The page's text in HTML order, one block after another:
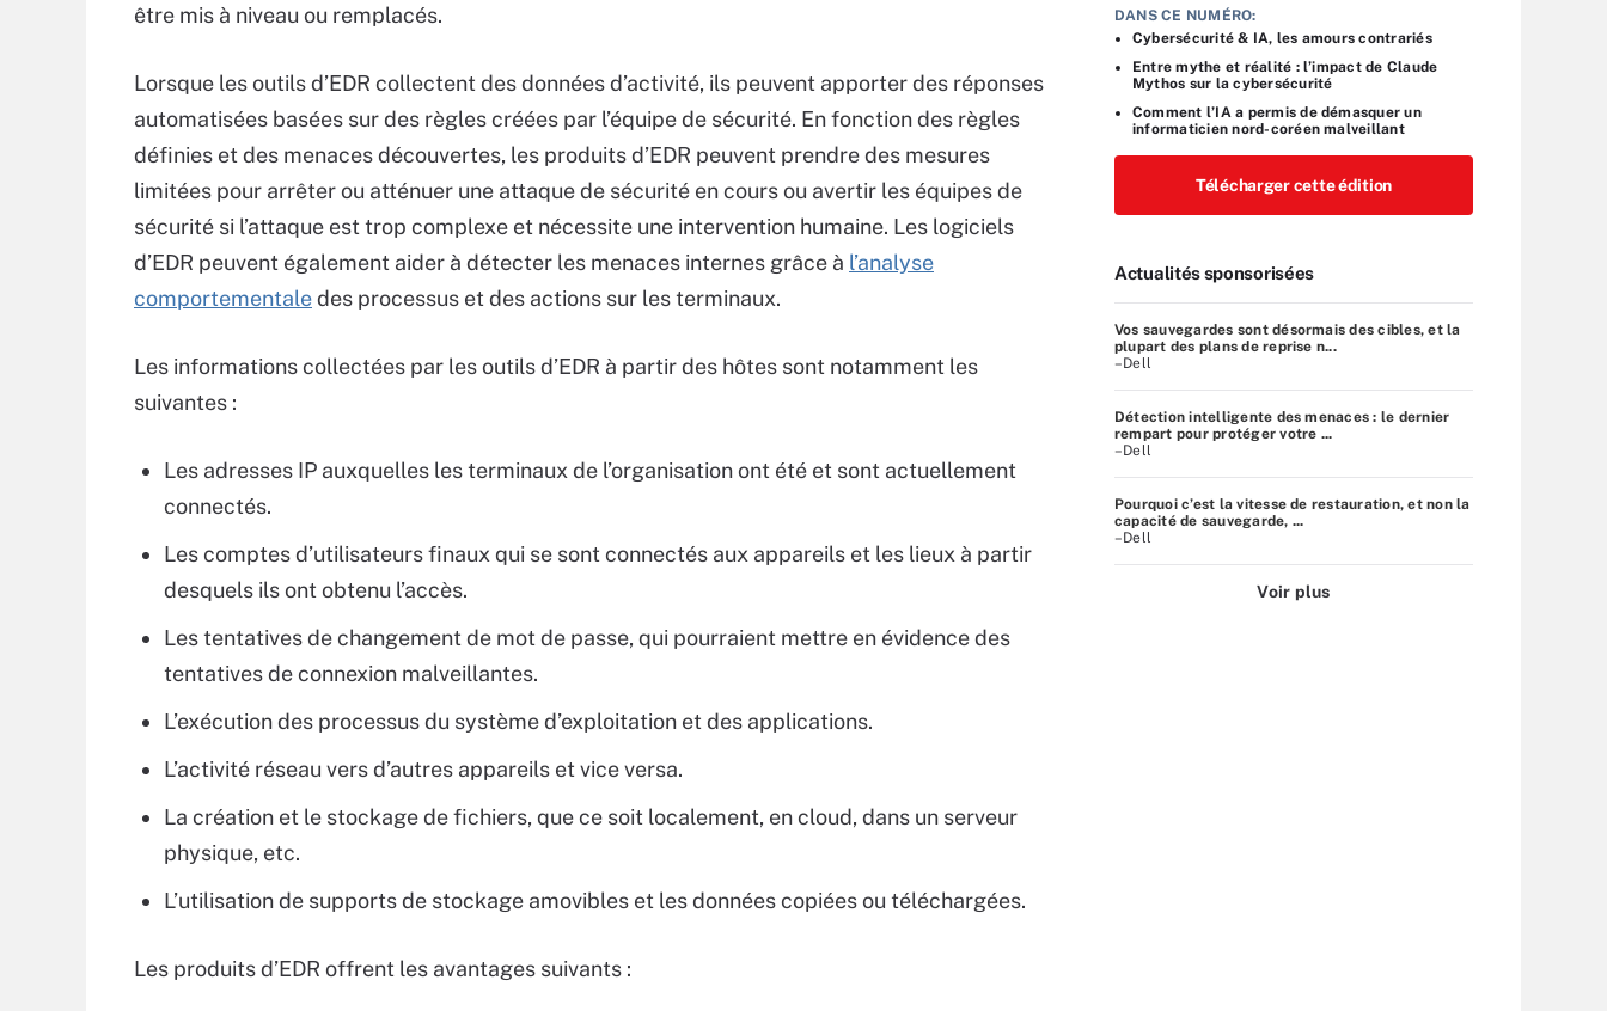
être mis à niveau ou remplacés.
Lorsque les outils d’EDR collectent des données d’activité, ils peuvent apporter des réponses
automatisées basées sur des règles créées par l’équipe de sécurité. En fonction des règles
définies et des menaces découvertes, les produits d’EDR peuvent prendre des mesures
limitées pour arrêter ou atténuer une attaque de sécurité en cours ou avertir les équipes de
sécurité si l’attaque est trop complexe et nécessite une intervention humaine. Les logiciels
d’EDR peuvent également aider à détecter les menaces internes grâce à l’analyse
comportementaledes processus et des actions sur les terminaux.
Les informations collectées par les outils d’EDR à partir des hôtes sont notamment les
suivantes :
Les adresses IP auxquelles les terminaux de l’organisation ont été et sont actuellement
connectés.
Les comptes d’utilisateurs finaux qui se sont connectés aux appareils et les lieux à partir
desquels ils ont obtenu l’accès.
Les tentatives de changement de mot de passe, qui pourraient mettre en évidence des
tentatives de connexion malveillantes.
L’exécution des processus du système d’exploitation et des applications.
L’activité réseau vers d’autres appareils et vice versa.
La création et le stockage de fichiers, que ce soit localement, en cloud, dans un serveur
physique, etc.
L’utilisation de supports de stockage amovibles et les données copiées ou téléchargées.
Les produits d’EDR offrent les avantages suivants :
DANS CE NUMÉRO:
Cybersécurité & IA, les amours contrariés
Entre mythe et réalité : l’impact de Claude
Mythos sur la cybersécurité
Comment l’IA a permis de démasquer un
informaticien nord-coréen malveillant
Télécharger cette édition
Actualités sponsorisées
Vos sauvegardes sont désormais des cibles, et la
plupart des plans de reprise n...
–Dell
Détection intelligente des menaces : le dernier
rempart pour protéger votre ...
–Dell
Pourquoi c’est la vitesse de restauration, et non la
capacité de sauvegarde, ...
–Dell
Voir plus